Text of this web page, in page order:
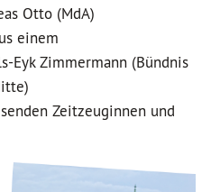
Otto (MdA)
einem
Eyk Zimmermann (Bündnis
Zeitzeuginnen und